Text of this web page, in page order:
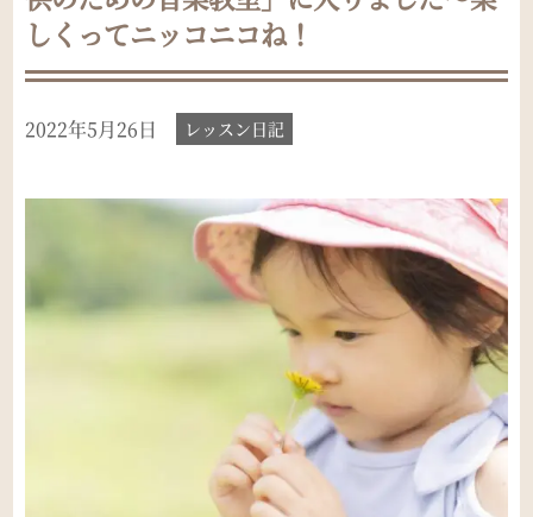
しくってニッコニコね！
2022年5月26日 レッスン日記